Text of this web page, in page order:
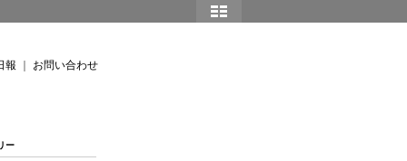
報 お問い合わせ
ー